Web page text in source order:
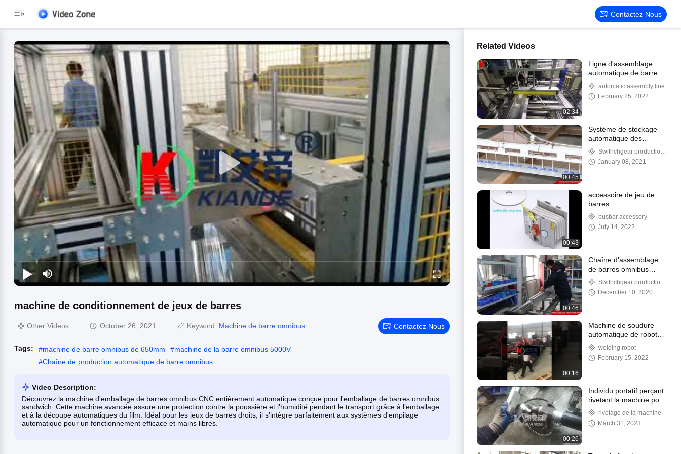
Contactez Nous
machine de conditionnement de jeux de barres
Other Videos October 26, 2021 Keyword: Machine de barre omnibus Contactez Nous
Tags: #machine de barre omnibus de 650mm #machine de la barre omnibus 5000V
#Chaîne de production automatique de barre omnibus
Video Description:
Découvrez la machine d'emballage de barres omnibus CNC entièrement automatique conçue pour l'emballage de barres omnibus
sandwich. Cette machine avancée assure une protection contre la poussière et l’humidité pendant le transport grâce à l’emballage
et à la découpe automatiques du film. Idéal pour les jeux de barres droits, il s'intègre parfaitement aux systèmes d'empilage
automatique pour un fonctionnement efficace et mains libres.
Related Videos
02:34
Ligne d'assemblage
automatique de barres
omnibus
automatic assembly line
February 25, 2022
00:45
Système de stockage
automatique des
matières premières
Swithchgear production
line January 08, 2021
00:43
accessoire de jeu de
barres
busbar accessory
July 14, 2022
00:46
Chaîne d'assemblage
de barres omnibus
semi-automatique
Swithchgear production
line December 10, 2020
00:16
Machine de soudure
automatique de robot
d'opération flexible de 6
axes
welding robot
February 15, 2022
00:26
Individu portatif perçant
rivetant la machine pour
Busway
rivetage de la machine
March 31, 2023